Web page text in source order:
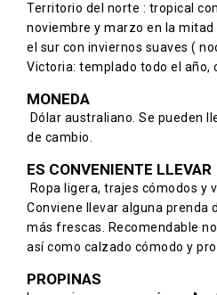
Territorio del norte : tropical
noviembre y marzo en la mitad
el sur con inviernos suaves (
Victoria: templado todo el año,
MONEDA
Dólar australiano. Se pueden
de cambio.
ES CONVENIENTE LLEVAR
Ropa ligera, trajes cómodos y
Conviene llevar alguna prenda
más frescas. Recomendable
así como calzado cómodo y
PROPINAS